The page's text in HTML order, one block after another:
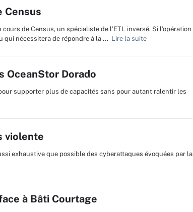
Census
de Census, un spécialiste de l’ETL inversé. Si l’opération
qui nécessitera de répondre à la ... Lire la suite
OceanStor Dorado
supporter plus de capacités sans pour autant ralentir les
violente
exhaustive que possible des cyberattaques évoquées par la
à Bâti Courtage